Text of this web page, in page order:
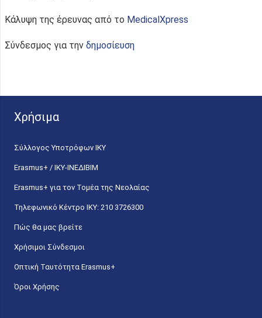
Κάλυψη της έρευνας από το MedicalXpress
Σύνδεσμος για την δημοσίευση
Χρήσιμα
Σύλλογος Υποτρόφων ΙΚΥ
Erasmus+ / ΙΚΥ-ΙΝΕΔΙΒΙΜ
Erasmus+ για τον Τομέα της Νεολαίας
Τηλεφωνικό Κέντρο IKY: 210 3726300
Πώς θα μας βρείτε
Χρήσιμοι Σύνδεσμοι
Οπτική Ταυτότητα Erasmus+
Όροι Χρήσης